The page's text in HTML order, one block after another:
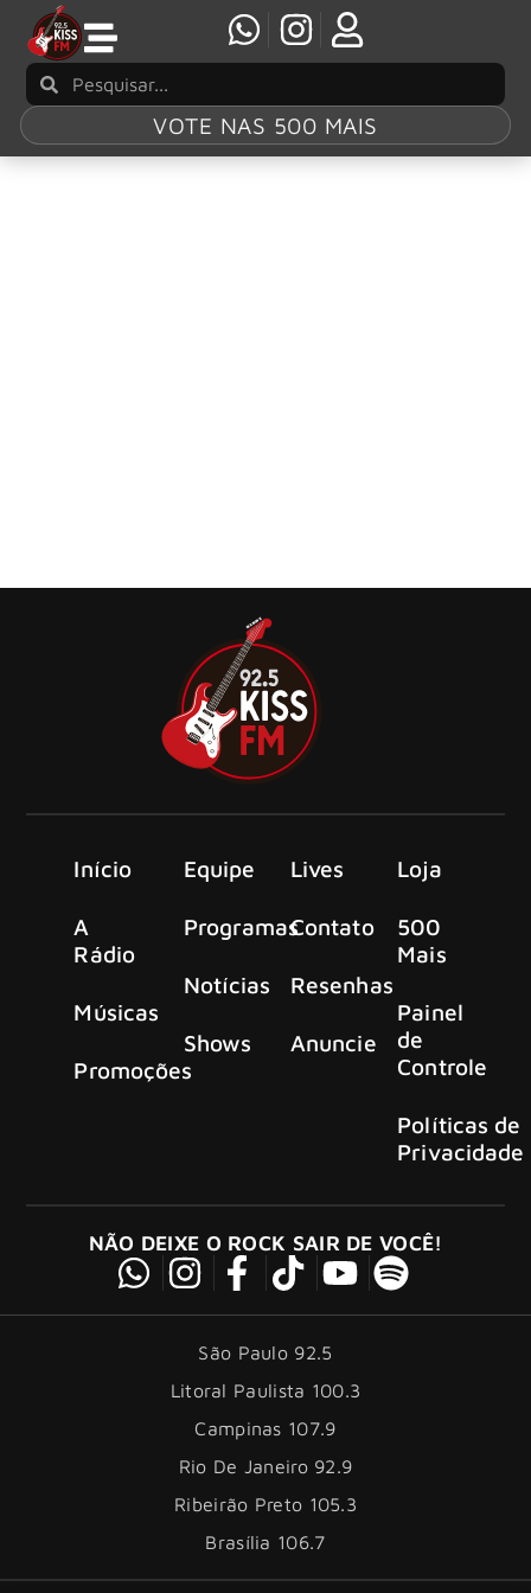
VOTE NAS 500 MAIS
Início
A
Rádio
Músicas
Promoções
Equipe
Programas
Notícias
Shows
Lives
Contato
Resenhas
Anuncie
Loja
500
Mais
Painel
de
Controle
Políticas de
Privacidade
NÃO DEIXE O ROCK SAIR DE VOCÊ!
São Paulo 92.5
Litoral Paulista 100.3
Campinas 107.9
Rio De Janeiro 92.9
Ribeirão Preto 105.3
Brasília 106.7